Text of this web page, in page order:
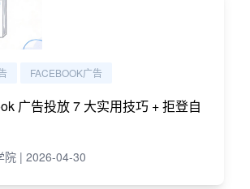
FACEBOOK广告
广告投放 7 大实用技巧 + 拒登自
院 | 2026-04-30